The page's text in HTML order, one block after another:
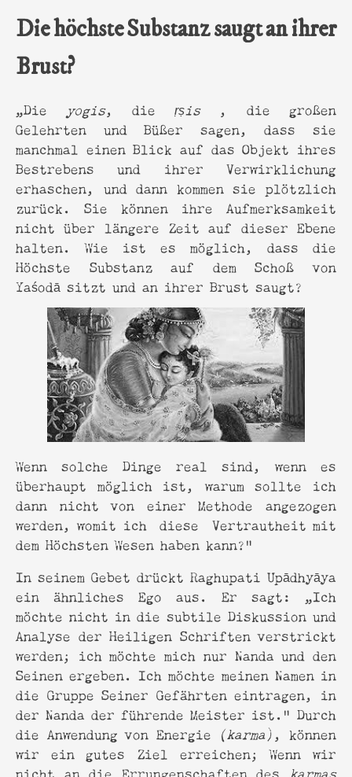
Die höchste Substanz saugt an ihrer
Brust?
„Die yogis, die ṛṣis, die großen
Gelehrten und Büßer sagen, dass sie
manchmal einen Blick auf das Objekt ihres
Bestrebens und ihrer Verwirklichung
erhaschen, und dann kommen sie plötzlich
zurück. Sie können ihre Aufmerksamkeit
nicht über längere Zeit auf dieser Ebene
halten. Wie ist es möglich, dass die
Höchste Substanz auf dem Schoß von
Yaśodā sitzt und an ihrer Brust saugt?
Wenn solche Dinge real sind, wenn es
überhaupt möglich ist, warum sollte ich
dann nicht von einer Methode angezogen
werden, womit ich diese Vertrautheit mit
dem Höchsten Wesen haben kann?“
In seinem Gebet drückt Raghupati Upādhyāya
ein ähnliches Ego aus. Er sagt: „Ich
möchte nicht in die subtile Diskussion und
Analyse der Heiligen Schriften verstrickt
werden; ich möchte mich nur Nanda und den
Seinen ergeben. Ich möchte meinen Namen in
die Gruppe Seiner Gefährten eintragen, in
der Nanda der führende Meister ist.“ Durch
die Anwendung von Energie (karma), können
wir ein gutes Ziel erreichen; Wenn wir
nicht an die Errungenschaften des karmas